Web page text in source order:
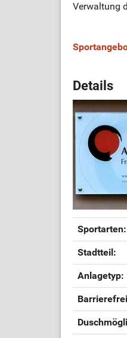
Verwaltung
Details
Sportarten:
Stadtteil:
Anlagetyp: